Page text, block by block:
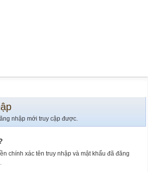
nhập mới truy cập được.
chính xác tên truy nhập và mật khẩu đã đăng